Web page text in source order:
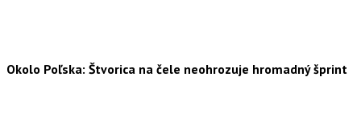
Okolo Poľska: Štvorica na čele neohrozuje hromadný šprint